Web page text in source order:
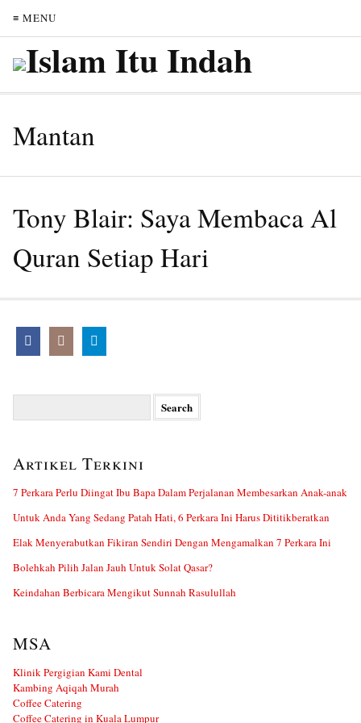
≡ MENU
Mantan
Tony Blair: Saya Membaca Al
Quran Setiap Hari
Artikel Terkini
7 Perkara Perlu Diingat Ibu Bapa Dalam Perjalanan Membesarkan Anak-anak
Untuk Anda Yang Sedang Patah Hati, 6 Perkara Ini Harus Dititikberatkan
Elak Menyerabutkan Fikiran Sendiri Dengan Mengamalkan 7 Perkara Ini
Bolehkah Pilih Jalan Jauh Untuk Solat Qasar?
Keindahan Berbicara Mengikut Sunnah Rasulullah
MSA
Klinik Pergigian Kami Dental
Kambing Aqiqah Murah
Coffee Catering
Coffee Catering in Kuala Lumpur